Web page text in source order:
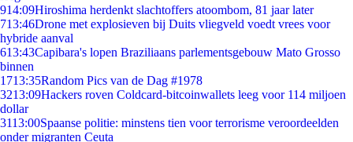
914:09Hiroshima herdenkt slachtoffers atoombom, 81 jaar later
713:46Drone met explosieven bij Duits vliegveld voedt vrees voor
hybride aanval
613:43Capibara's lopen Braziliaans parlementsgebouw Mato Grosso
binnen
1713:35Random Pics van de Dag #1978
3213:09Hackers roven Coldcard-bitcoinwallets leeg voor 114 miljoen
dollar
3113:00Spaanse politie: minstens tien voor terrorisme veroordeelden
onder migranten Ceuta